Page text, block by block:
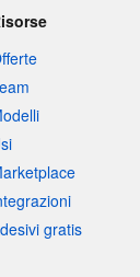
gratis